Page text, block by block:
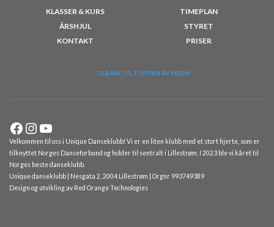
KLASSER & KURS
TIMEPLAN
ÅRSHJUL
STYRET
KONTAKT
PRISER
TILBAKE TIL TOPPEN AV SIDEN
Facebook
Instagram
YouTube
Velkommen til oss i Unique Danseklubb! Vi er en liten klubb med et stort hjerte, som er
tilknyttet Norges Danseforbund og holder til sentralt i Lillestrøm. I 2023 ble vi kåret til
Norges beste danseklubb.
Unique danseklubb | Nesgata 2, 2004 Lillestrøm | Orgnr 993749389
Design og utvikling av Red Orange Technologies